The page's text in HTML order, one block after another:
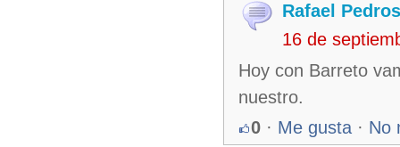
Rafael
16 de
Hoy con Barreto
nuestro.
0 · Me gusta · No